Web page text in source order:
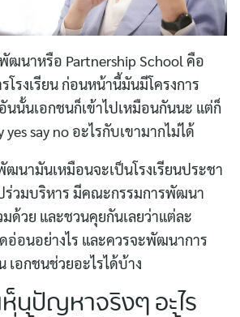
พัฒนาหรือ Partnership School คือ
โรงเรียน ก่อนหน้านี้มันมีโครงการ
นนั้นเอกชนก็เข้าไปเหมือนกันนะ แต่ก็
say no อะไรกับเขามากไม่ได้
ฒนามันเหมือนจะเป็นโรงเรียนประชา
ปร่วมบริหาร มีคณะกรรมการพัฒนา
ด้วย และชวนคุยกันเลยว่าแต่ละ
อ่อนอย่างไร และควรจะพัฒนาการ
อกชนช่วยอะไรได้บ้าง
ห็นปัญหาจริงๆ อะไร